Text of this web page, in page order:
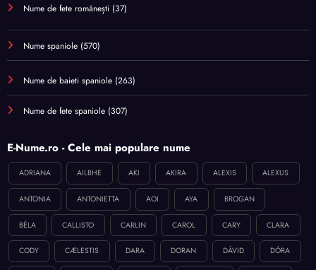
Nume de fete românești (37)
Nume spaniole (570)
Nume de baieti spaniole (263)
Nume de fete spaniole (307)
E-Nume.ro - Cele mai populare nume
ADRIANA AILBHE AKI AKIRA ALEXIS ALEXUS
ANTONIA ANTONIETTA AOI AYA BROGAN
BÉLA CALLISTO CARLIN CAROL CARY CLARA
CODY CÆLESTIS DARA DORAN DÁVID DÓRA